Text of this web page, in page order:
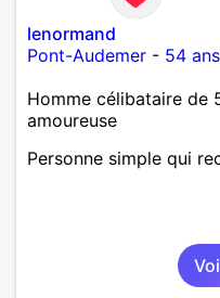
lenormand
Pont-Audemer - 54 ans
Homme célibataire de
amoureuse
Personne simple qui